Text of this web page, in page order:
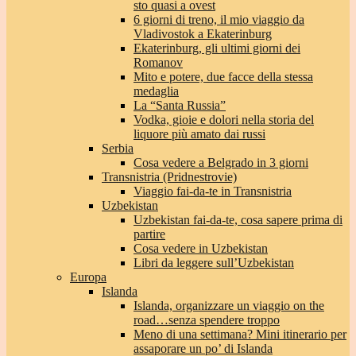
sto quasi a ovest
6 giorni di treno, il mio viaggio da
Vladivostok a Ekaterinburg
Ekaterinburg, gli ultimi giorni dei
Romanov
Mito e potere, due facce della stessa
medaglia
La “Santa Russia”
Vodka, gioie e dolori nella storia del
liquore più amato dai russi
Serbia
Cosa vedere a Belgrado in 3 giorni
Transnistria (Pridnestrovie)
Viaggio fai-da-te in Transnistria
Uzbekistan
Uzbekistan fai-da-te, cosa sapere prima di
partire
Cosa vedere in Uzbekistan
Libri da leggere sull’Uzbekistan
Europa
Islanda
Islanda, organizzare un viaggio on the
road…senza spendere troppo
Meno di una settimana? Mini itinerario per
assaporare un po’ di Islanda